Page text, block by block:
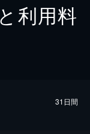
利用料
31日間